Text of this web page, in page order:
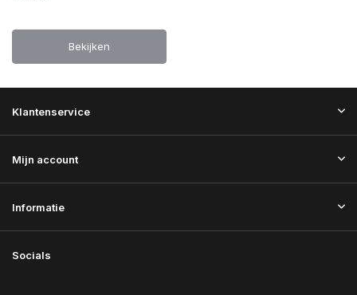
Bekijken
Klantenservice
Mijn account
Informatie
Socials